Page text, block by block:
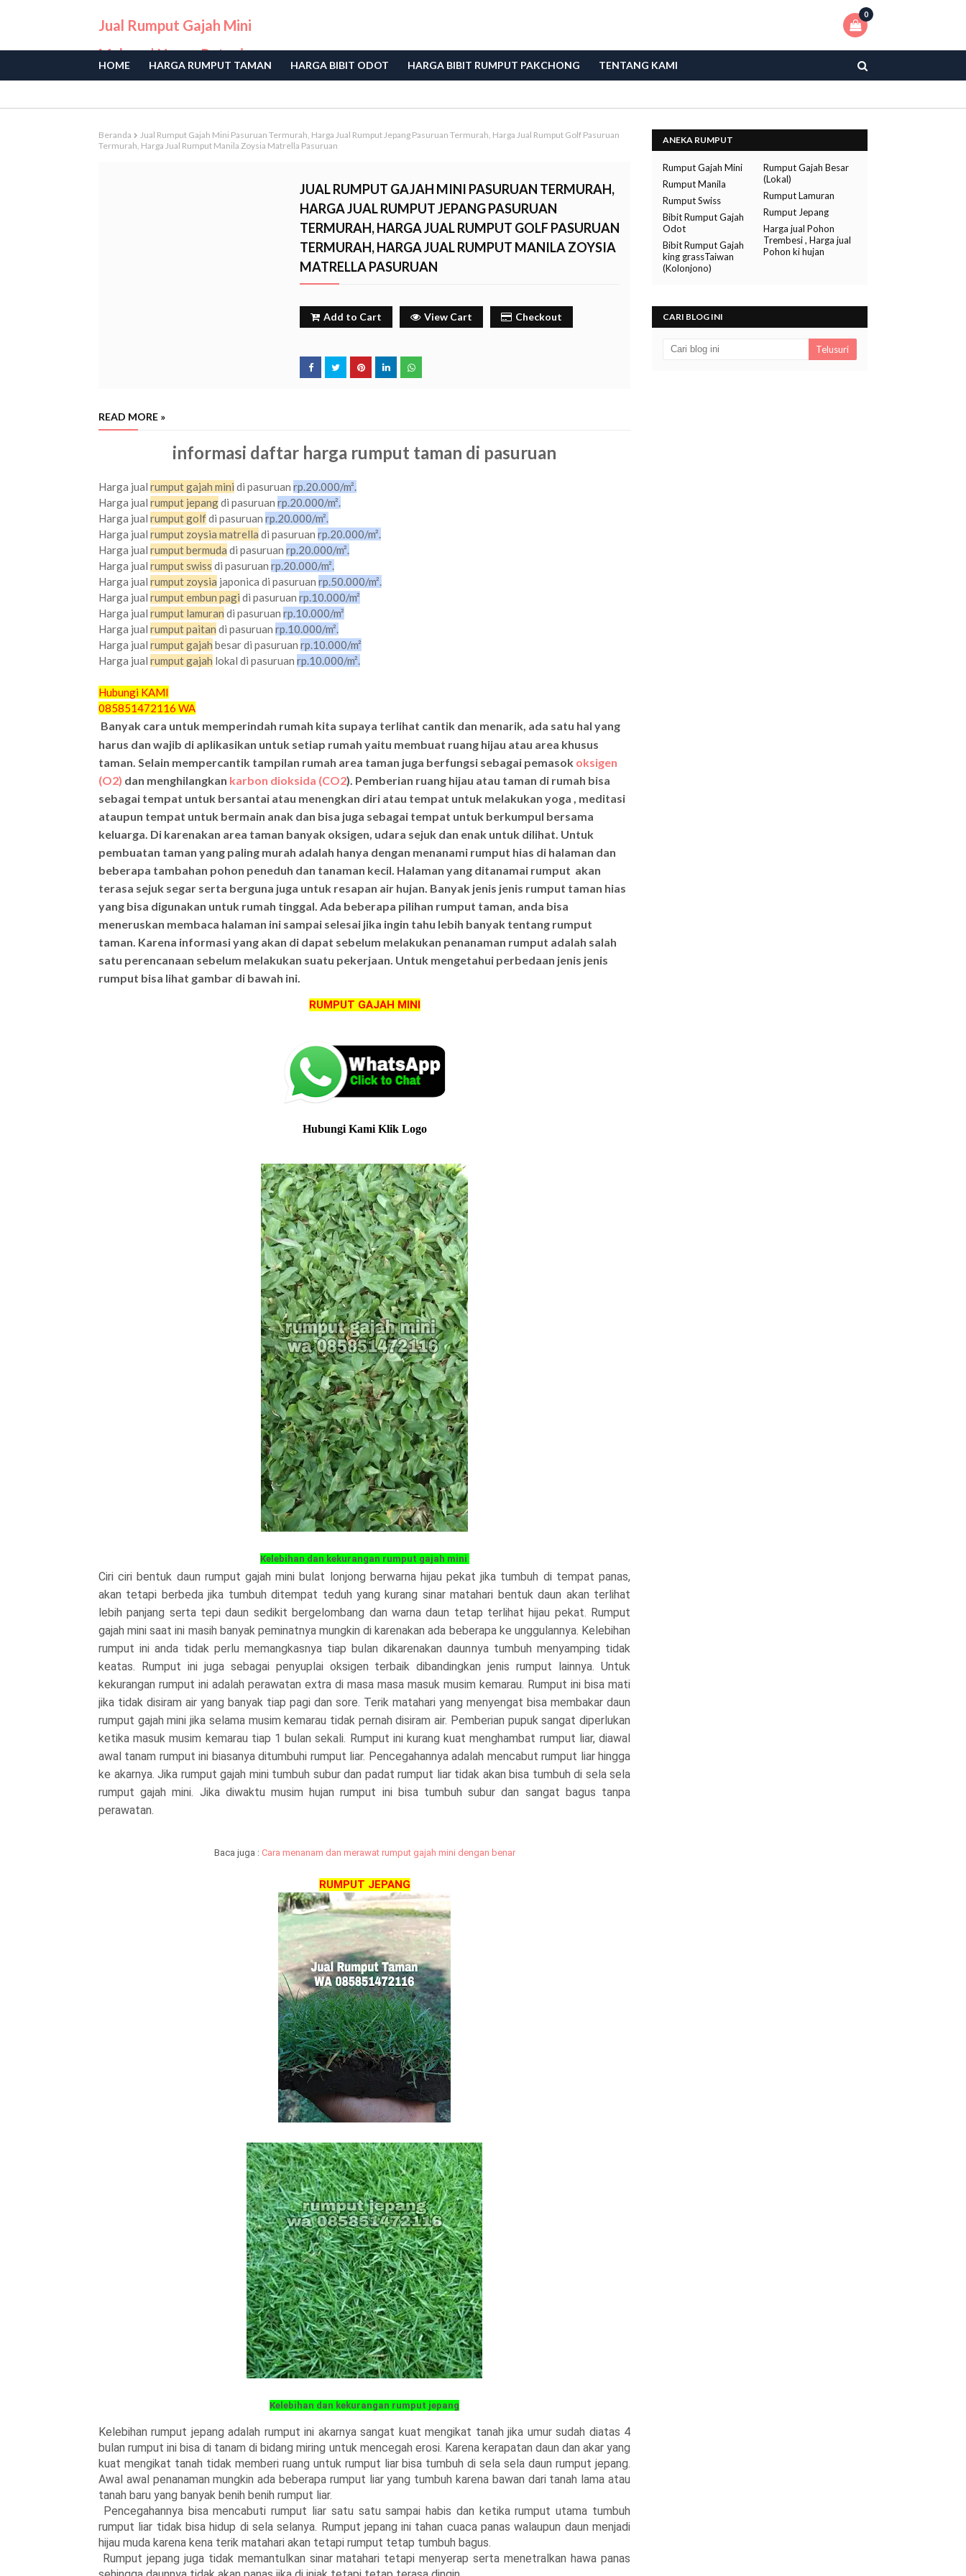
Jual Rumput Gajah Mini
Malang | Harga Petani
Langsung
0
HOME HARGA RUMPUT TAMAN HARGA BIBIT ODOT HARGA BIBIT RUMPUT PAKCHONG TENTANG KAMI
Beranda
Jual Rumput Gajah Mini Pasuruan Termurah, Harga Jual Rumput Jepang Pasuruan Termurah, Harga Jual Rumput Golf Pasuruan
Termurah, Harga Jual Rumput Manila Zoysia Matrella Pasuruan
JUAL RUMPUT GAJAH MINI PASURUAN TERMURAH,
HARGA JUAL RUMPUT JEPANG PASURUAN
TERMURAH, HARGA JUAL RUMPUT GOLF PASURUAN
TERMURAH, HARGA JUAL RUMPUT MANILA ZOYSIA
MATRELLA PASURUAN
Add to Cart View Cart Checkout
READ MORE »
informasi daftar harga rumput taman di pasuruan
Harga jual rumput gajah mini di pasuruan rp.20.000/m².
Harga jual rumput jepangdi pasuruan rp.20.000/m².
Harga jual rumput golfdi pasuruan rp.20.000/m².
Harga jual rumput zoysia matrella di pasuruan rp.20.000/m².
Harga jual rumput bermuda di pasuruan rp.20.000/m².
Harga jual rumput swiss di pasuruan rp.20.000/m².
Harga jual rumput zoysia japonica di pasuruan rp.50.000/m².
Harga jual rumput embun pagi di pasuruan rp.10.000/m²
Harga jual rumput lamuran di pasuruan rp.10.000/m²
Harga jual rumput paitan di pasuruan rp.10.000/m².
Harga jual rumput gajah besar di pasuruan rp.10.000/m²
Harga jual rumput gajah lokal di pasuruan rp.10.000/m².
Hubungi KAMI
085851472116 WA
Banyak cara untuk memperindah rumah kita supaya terlihat cantik dan menarik, ada satu hal yang
harus dan wajib di aplikasikan untuk setiap rumah yaitu membuat ruang hijau atau area khusus
taman. Selain mempercantik tampilan rumah area taman juga berfungsi sebagai pemasok oksigen
(O2) dan menghilangkan karbon dioksida (CO2). Pemberian ruang hijau atau taman di rumah bisa
sebagai tempat untuk bersantai atau menengkan diri atau tempat untuk melakukan yoga , meditasi
ataupun tempat untuk bermain anak dan bisa juga sebagai tempat untuk berkumpul bersama
keluarga. Di karenakan area taman banyak oksigen, udara sejuk dan enak untuk dilihat. Untuk
pembuatan taman yang paling murah adalah hanya dengan menanami rumput hias di halaman dan
beberapa tambahan pohon peneduh dan tanaman kecil. Halaman yang ditanamai rumput akan
terasa sejuk segar serta berguna juga untuk resapan air hujan. Banyak jenis jenis rumput taman hias
yang bisa digunakan untuk rumah tinggal. Ada beberapa pilihan rumput taman, anda bisa
meneruskan membaca halaman ini sampai selesai jika ingin tahu lebih banyak tentang rumput
taman. Karena informasi yang akan di dapat sebelum melakukan penanaman rumput adalah salah
satu perencanaan sebelum melakukan suatu pekerjaan. Untuk mengetahui perbedaan jenis jenis
rumput bisa lihat gambar di bawah ini.
RUMPUT GAJAH MINI
Hubungi Kami Klik Logo
Kelebihan dan kekurangan rumput gajah mini
Ciri ciri bentuk daun rumput gajah mini bulat lonjong berwarna hijau pekat jika tumbuh di tempat panas,
akan tetapi berbeda jika tumbuh ditempat teduh yang kurang sinar matahari bentuk daun akan terlihat
lebih panjang serta tepi daun sedikit bergelombang dan warna daun tetap terlihat hijau pekat. Rumput
gajah mini saat ini masih banyak peminatnya mungkin di karenakan ada beberapa ke unggulannya. Kelebihan
rumput ini anda tidak perlu memangkasnya tiap bulan dikarenakan daunnya tumbuh menyamping tidak
keatas. Rumput ini juga sebagai penyuplai oksigen terbaik dibandingkan jenis rumput lainnya. Untuk
kekurangan rumput ini adalah perawatan extra di masa masa masuk musim kemarau. Rumput ini bisa mati
jika tidak disiram air yang banyak tiap pagi dan sore. Terik matahari yang menyengat bisa membakar daun
rumput gajah mini jika selama musim kemarau tidak pernah disiram air. Pemberian pupuk sangat diperlukan
ketika masuk musim kemarau tiap 1 bulan sekali. Rumput ini kurang kuat menghambat rumput liar, diawal
awal tanam rumput ini biasanya ditumbuhi rumput liar. Pencegahannya adalah mencabut rumput liar hingga
ke akarnya. Jika rumput gajah mini tumbuh subur dan padat rumput liar tidak akan bisa tumbuh di sela sela
rumput gajah mini. Jika diwaktu musim hujan rumput ini bisa tumbuh subur dan sangat bagus tanpa
perawatan.
Baca juga : Cara menanam dan merawat rumput gajah mini dengan benar
RUMPUT JEPANG
Kelebihan dan kekurangan rumput jepang
Kelebihan rumput jepang adalah rumput ini akarnya sangat kuat mengikat tanah jika umur sudah diatas 4
bulan rumput ini bisa di tanam di bidang miring untuk mencegah erosi. Karena kerapatan daun dan akar yang
kuat mengikat tanah tidak memberi ruang untuk rumput liar bisa tumbuh di sela sela daun rumput jepang.
Awal awal penanaman mungkin ada beberapa rumput liar yang tumbuh karena bawan dari tanah lama atau
tanah baru yang banyak benih benih rumput liar.
Pencegahannya bisa mencabuti rumput liar satu satu sampai habis dan ketika rumput utama tumbuh
rumput liar tidak bisa hidup di sela selanya. Rumput jepang ini tahan cuaca panas walaupun daun menjadi
hijau muda karena kena terik matahari akan tetapi rumput tetap tumbuh bagus.
Rumput jepang juga tidak memantulkan sinar matahari tetapi menyerap serta menetralkan hawa panas
ANEKA RUMPUT
Rumput Gajah Mini
Rumput Gajah Besar
(Lokal)
Rumput Manila
Rumput Lamuran
Rumput Swiss
Rumput Jepang
Bibit Rumput Gajah
Odot
Harga jual Pohon
Trembesi , Harga jual
Pohon ki hujan
Bibit Rumput Gajah
king grassTaiwan
(Kolonjono)
CARI BLOG INI